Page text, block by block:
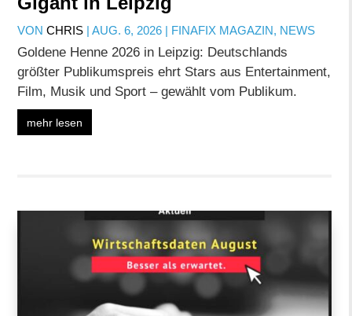
VONCHRIS |AUG. 6, 2026 | FINAFIX MAGAZIN, NEWS
Goldene Henne 2026 in Leipzig: Deutschlands
größter Publikumspreis ehrt Stars aus Entertainment,
Film, Musik und Sport – gewählt vom Publikum.
mehr lesen